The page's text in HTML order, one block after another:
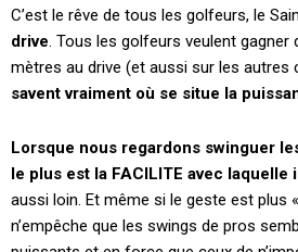
C’est le rêve de tous les golfeurs, le
drive. Tous les golfeurs veulent gagner
mètres au drive (et aussi sur les autres
savent vraiment où se situe la
Lorsque nous regardons swinguer
le plus est la FACILITE avec laquelle
aussi loin. Et même si le geste est plus
n’empêche que les swings de pros